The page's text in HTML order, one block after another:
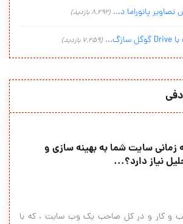
پانوراما د... (8,292 بازدید)
(7,259 بازدید)
زمانی سایت شما به بهینه سازی و
نیاز دارد؟...
و کار و در کل صاحب یک وب سایت ، که با